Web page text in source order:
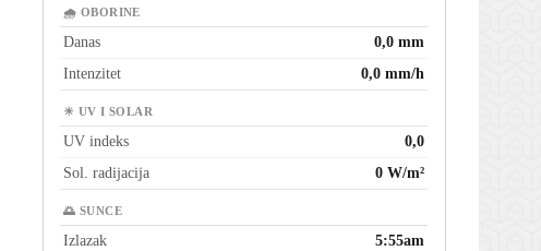
🌧 OBORINE
Danas
0,0 mm
Intenzitet
0,0 mm/h
☀ UV I SOLAR
UV indeks
0,0
Sol. radijacija
0 W/m²
🌅 SUNCE
Izlazak
5:55am